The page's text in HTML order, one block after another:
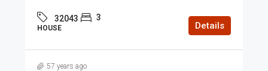
32043 3
HOUSE Details
57 years ago